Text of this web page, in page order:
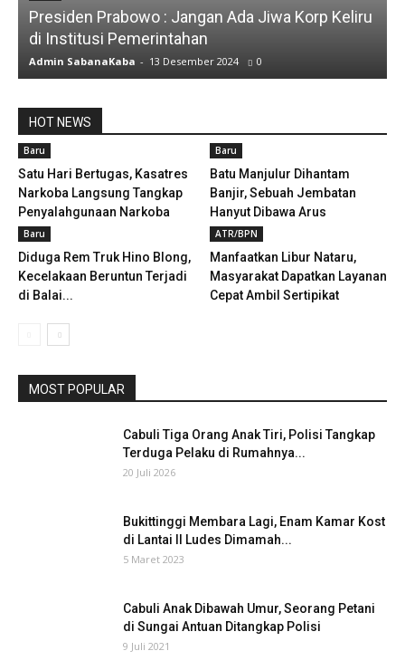
Presiden Prabowo : Jangan Ada Jiwa Korp Keliru
di Institusi Pemerintahan
Admin SabanaKaba - 13 Desember 2024 0
HOT NEWS
Baru
Satu Hari Bertugas, Kasatres
Narkoba Langsung Tangkap
Penyalahgunaan Narkoba
Baru
Batu Manjulur Dihantam
Banjir, Sebuah Jembatan
Hanyut Dibawa Arus
Baru
Diduga Rem Truk Hino Blong,
Kecelakaan Beruntun Terjadi
di Balai...
ATR/BPN
Manfaatkan Libur Nataru,
Masyarakat Dapatkan Layanan
Cepat Ambil Sertipikat
MOST POPULAR
Cabuli Tiga Orang Anak Tiri, Polisi Tangkap
Terduga Pelaku di Rumahnya...
20 Juli 2026
Bukittinggi Membara Lagi, Enam Kamar Kost
di Lantai II Ludes Dimamah...
5 Maret 2023
Cabuli Anak Dibawah Umur, Seorang Petani
di Sungai Antuan Ditangkap Polisi
9 Juli 2021